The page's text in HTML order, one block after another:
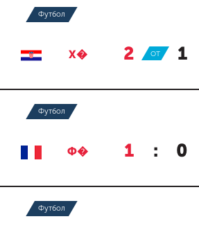
Футбол
Х� 2 : 1
ОТ
Футбол
Ф� 1 : 0
Футбол